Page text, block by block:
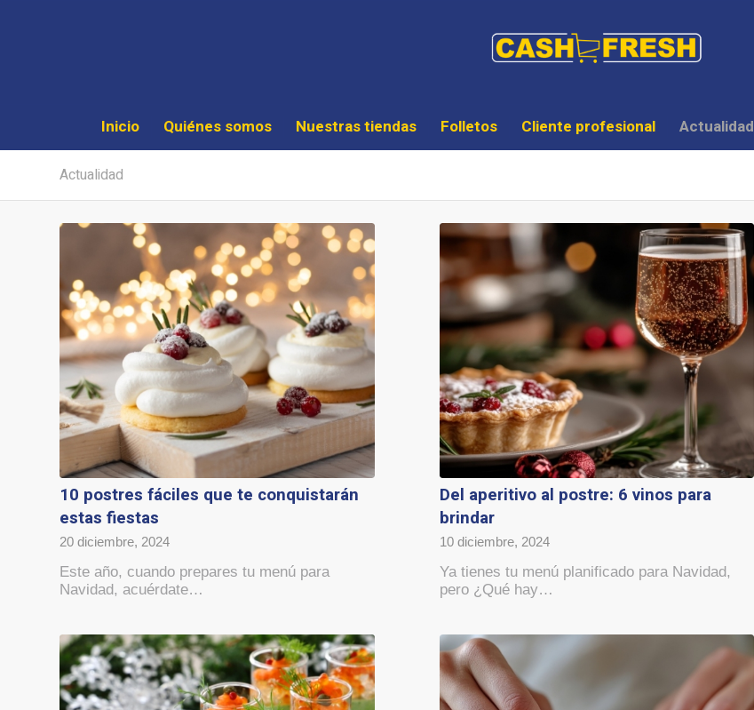
Inicio Quiénes somos Nuestras tiendas Folletos Cliente profesional Actualidad
Actualidad
10 postres fáciles que te conquistarán
estas fiestas
20 diciembre, 2024
Este año, cuando prepares tu menú para
Navidad, acuérdate…
Del aperitivo al postre: 6 vinos para
brindar
10 diciembre, 2024
Ya tienes tu menú planificado para Navidad,
pero ¿Qué hay…